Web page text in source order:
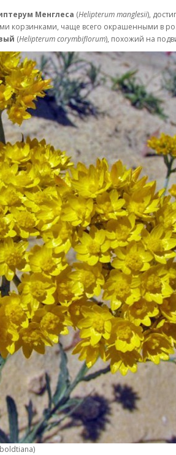
Менглеса (Helipterum manglesii),
корзинками, чаще всего окрашенными в
(Helipterum corymbiflorum), похожий на